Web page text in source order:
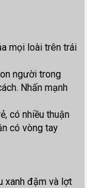
mọi loài trên trái
người trong
Nhấn mạnh
có nhiều thuận
có vòng tay
xanh đậm và lợt